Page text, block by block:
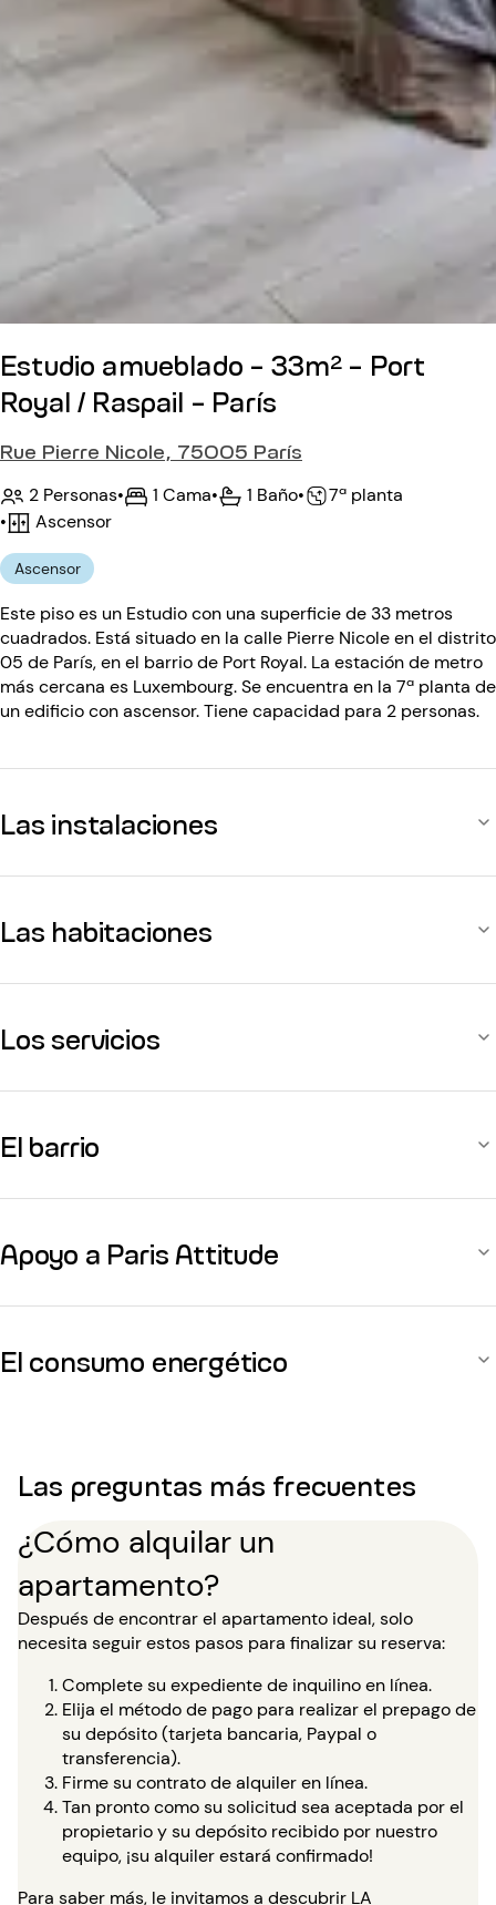
Estudio amueblado - 33m² - Port
Royal / Raspail - París
Rue Pierre Nicole, 75005 París
2 Personas• 1 Cama• 1 Baño•
7ª planta
•
Ascensor
Ascensor
Este piso es un Estudio con una superficie de 33 metros
cuadrados. Está situado en la calle Pierre Nicole en el distrito
05 de París, en el barrio de Port Royal. La estación de metro
más cercana es Luxembourg. Se encuentra en la 7ª planta de
un edificio con ascensor. Tiene capacidad para 2 personas.
Las instalaciones
Las habitaciones
Los servicios
El barrio
Apoyo a Paris Attitude
El consumo energético
Las preguntas más frecuentes
¿Cómo alquilar un
apartamento?
Después de encontrar el apartamento ideal, solo
necesita seguir estos pasos para finalizar su reserva:
Complete su expediente de inquilino en línea.
Elija el método de pago para realizar el prepago de
su depósito (tarjeta bancaria, Paypal o
transferencia).
Firme su contrato de alquiler en línea.
Tan pronto como su solicitud sea aceptada por el
propietario y su depósito recibido por nuestro
equipo, ¡su alquiler estará confirmado!
Para saber más, le invitamos a descubrir LA